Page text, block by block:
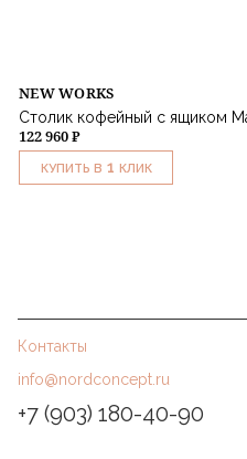
NEW WORKS
Столик кофейный с ящиком
122 960 ₽
КУПИТЬ В 1 КЛИК
Контакты
info@nordconcept.ru
+7 (903) 180-40-90